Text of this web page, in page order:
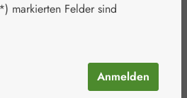
dieser Website
markierten Felder sind
Anmelden